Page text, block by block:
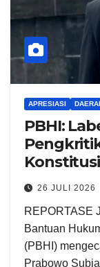
APRESIASI
PBHI:
Konstitusi
26 JULI 2026
REPORTASE
Bantuan
(PBHI)
Prabowo